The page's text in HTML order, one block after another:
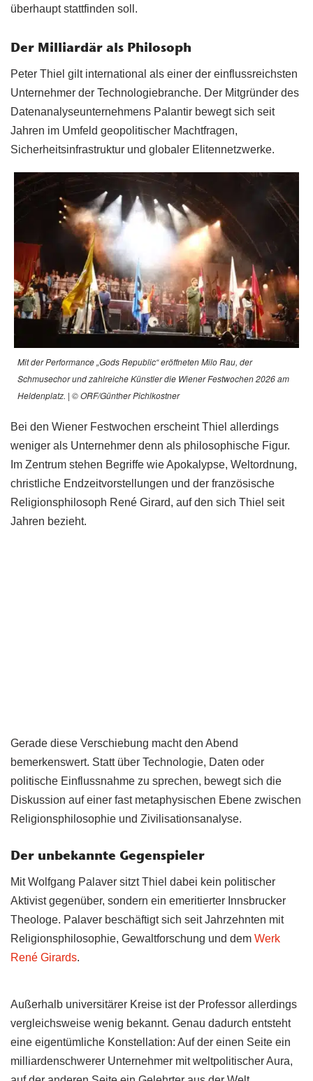
überhaupt stattfinden soll.
Der Milliardär als Philosoph
Peter Thiel gilt international als einer der einflussreichsten
Unternehmer der Technologiebranche. Der Mitgründer des
Datenanalyseunternehmens Palantir bewegt sich seit
Jahren im Umfeld geopolitischer Machtfragen,
Sicherheitsinfrastruktur und globaler Elitennetzwerke.
Mit der Performance „Gods Republic“ eröffneten Milo Rau, der
Schmusechor und zahlreiche Künstler die Wiener Festwochen 2026 am
Heldenplatz. | © ORF/Günther Pichlkostner
Bei den Wiener Festwochen erscheint Thiel allerdings
weniger als Unternehmer denn als philosophische Figur.
Im Zentrum stehen Begriffe wie Apokalypse, Weltordnung,
christliche Endzeitvorstellungen und der französische
Religionsphilosoph René Girard, auf den sich Thiel seit
Jahren bezieht.
Gerade diese Verschiebung macht den Abend
bemerkenswert. Statt über Technologie, Daten oder
politische Einflussnahme zu sprechen, bewegt sich die
Diskussion auf einer fast metaphysischen Ebene zwischen
Religionsphilosophie und Zivilisationsanalyse.
Der unbekannte Gegenspieler
Mit Wolfgang Palaver sitzt Thiel dabei kein politischer
Aktivist gegenüber, sondern ein emeritierter Innsbrucker
Theologe. Palaver beschäftigt sich seit Jahrzehnten mit
Religionsphilosophie, Gewaltforschung und dem Werk
René Girards.
Außerhalb universitärer Kreise ist der Professor allerdings
vergleichsweise wenig bekannt. Genau dadurch entsteht
eine eigentümliche Konstellation: Auf der einen Seite ein
milliardenschwerer Unternehmer mit weltpolitischer Aura,